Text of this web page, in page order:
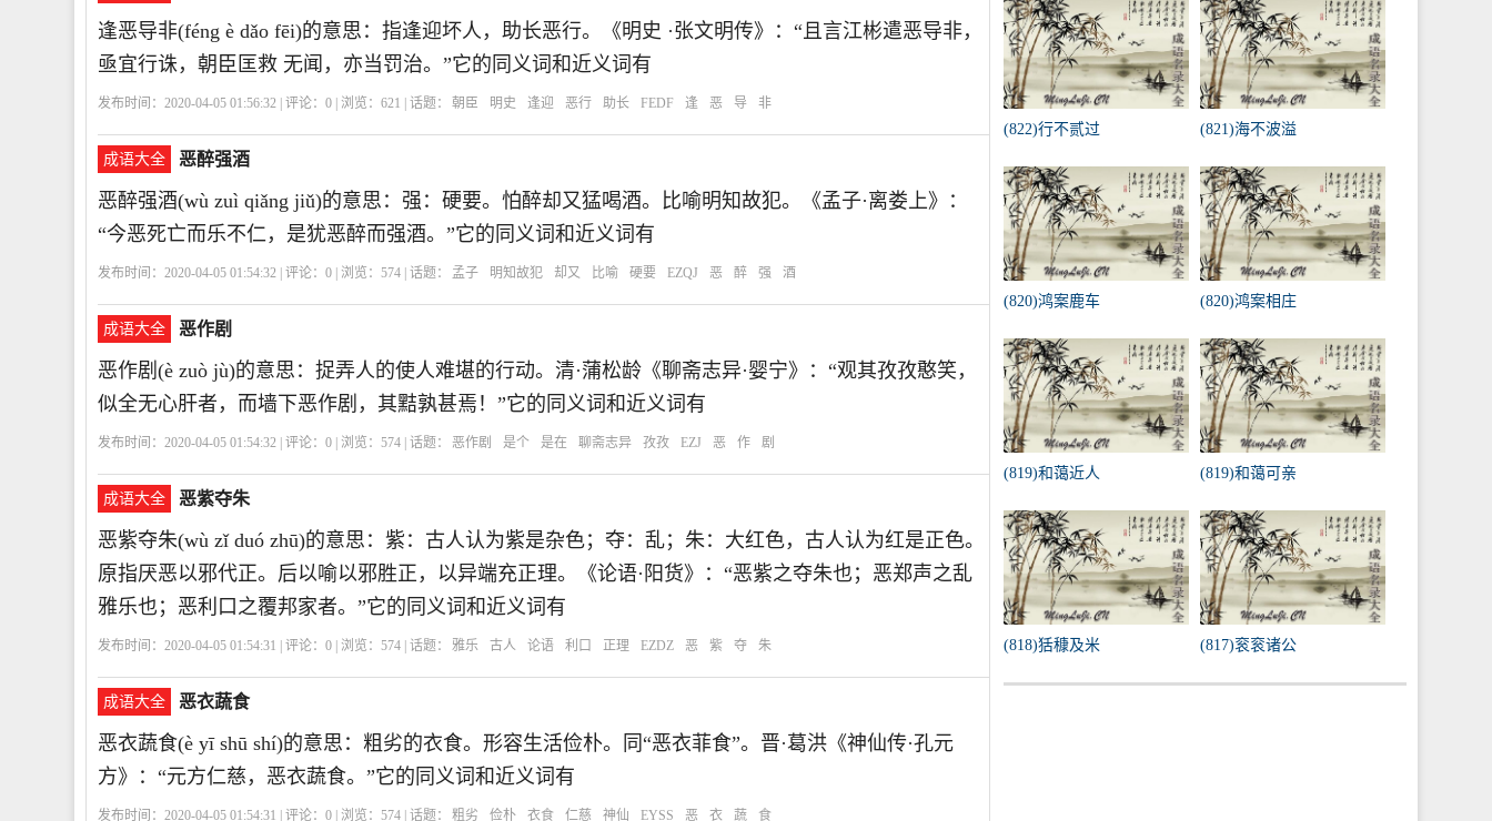
逢恶导非(féng è dǎo fēi)的意思：指逢迎坏人，助长恶行。《明史 ·张文明传》：“且言江彬遣恶导非，
亟宜行诛，朝臣匡救 无闻，亦当罚治。”它的同义词和近义词有
发布时间：2020-04-05 01:56:32 | 评论： 0 | 浏览： 621 | 话题： 朝臣 明史 逢迎 恶行 助长 FEDF 逢 恶 导 非
成语大全 恶醉强酒
恶醉强酒(wù zuì qiǎng jiǔ)的意思：强：硬要。怕醉却又猛喝酒。比喻明知故犯。《孟子·离娄上》：
“今恶死亡而乐不仁，是犹恶醉而强酒。”它的同义词和近义词有
发布时间：2020-04-05 01:54:32 | 评论： 0 | 浏览： 574 | 话题： 孟子 明知故犯 却又 比喻 硬要 EZQJ 恶 醉 强 酒
成语大全 恶作剧
恶作剧(è zuò jù)的意思：捉弄人的使人难堪的行动。清·蒲松龄《聊斋志异·婴宁》：“观其孜孜憨笑，
似全无心肝者，而墙下恶作剧，其黠孰甚焉！”它的同义词和近义词有
发布时间：2020-04-05 01:54:32 | 评论： 0 | 浏览： 574 | 话题： 恶作剧 是个 是在 聊斋志异 孜孜 EZJ 恶 作 剧
成语大全 恶紫夺朱
恶紫夺朱(wù zǐ duó zhū)的意思：紫：古人认为紫是杂色；夺：乱；朱：大红色，古人认为红是正色。
原指厌恶以邪代正。后以喻以邪胜正，以异端充正理。《论语·阳货》：“恶紫之夺朱也；恶郑声之乱
雅乐也；恶利口之覆邦家者。”它的同义词和近义词有
发布时间：2020-04-05 01:54:31 | 评论： 0 | 浏览： 574 | 话题： 雅乐 古人 论语 利口 正理 EZDZ 恶 紫 夺 朱
成语大全 恶衣蔬食
恶衣蔬食(è yī shū shí)的意思：粗劣的衣食。形容生活俭朴。同“恶衣菲食”。晋·葛洪《神仙传·孔元
方》：“元方仁慈，恶衣蔬食。”它的同义词和近义词有
发布时间：2020-04-05 01:54:31 | 评论： 0 | 浏览： 574 | 话题： 粗劣 俭朴 衣食 仁慈 神仙 EYSS 恶 衣 蔬 食
(822)行不贰过 (821)海不波溢
(820)鸿案鹿车 (820)鸿案相庄
(819)和蔼近人 (819)和蔼可亲
(818)狧穅及米 (817)衮衮诸公